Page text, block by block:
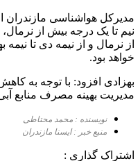
مدیرکل هواشناسی مازندران
نیم تا یک درجه بیش از
از نرمال و از نیمه دی تا
خواهد بود.
بهزادی افزود: با توجه به
مدیریت بهینه مصرف منابع
نویسنده : محمد محتاطی
منبع خبر : ایسنا مازندران
اشتراک گذاری :